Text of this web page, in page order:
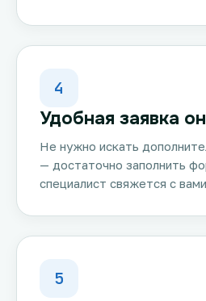
4
Удобная заявка
Не нужно искать
— достаточно заполнить
специалист свяжется с
5